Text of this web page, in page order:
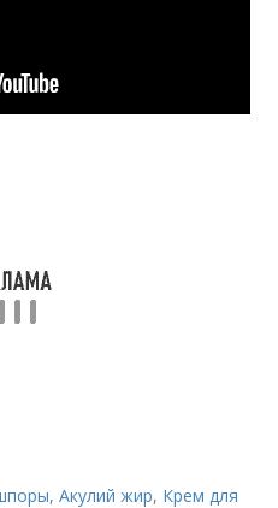
,Акулий жир, Крем для